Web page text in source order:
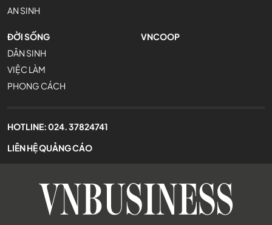
AN SINH
ĐỜI SỐNG
DÂN SINH
VIỆC LÀM
PHONG CÁCH
VNCOOP
HOTLINE:024. 37824741
LIÊN HỆ QUẢNG CÁO